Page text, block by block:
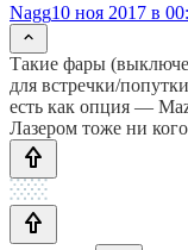
Nagg10 ноя 2017 в
Такие фары
для встречки/
есть как опция —
Лазером тоже ни